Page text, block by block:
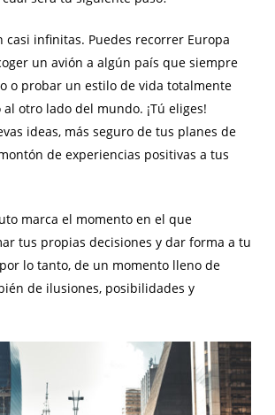
casi infinitas. Puedes recorrer Europa
un avión a algún país que siempre
o probar un estilo de vida totalmente
otro lado del mundo. ¡Tú eliges!
ideas, más seguro de tus planes de
de experiencias positivas a tus
marca el momento en el que
tus propias decisiones y dar forma a tu
lo tanto, de un momento lleno de
de ilusiones, posibilidades y